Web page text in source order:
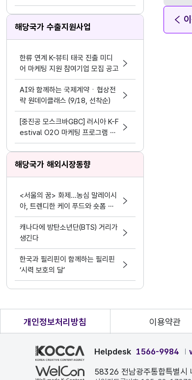
해당국가 수출지원사업
한류 연계 K-뷰티 태국 진출 미디
어 마케팅 지원 참여기업 모집 공고
AI와 함께하는 국제계약ㆍ협상전
략 원데이클래스 (9/18, 선착순)
[중진공 모스크바GBC] 러시아 K-F
estival O2O 마케팅 프로그램 참
여기업 모집 공고(~8.19)
해당국가 해외시장동향
<서울의 꿈> 화제...농심 말레이시
아, 트렌디한 케이 푸드와 숏폼 마
케팅 결합
캐나다에 방탄소년단(BTS) 거리가
생긴다
한국과 필리핀이 함께하는 필리핀
‘시력 보호의 달’
개인정보처리방침 이용약관
Helpdesk 1566-9984
58326 전남광주통합특별시